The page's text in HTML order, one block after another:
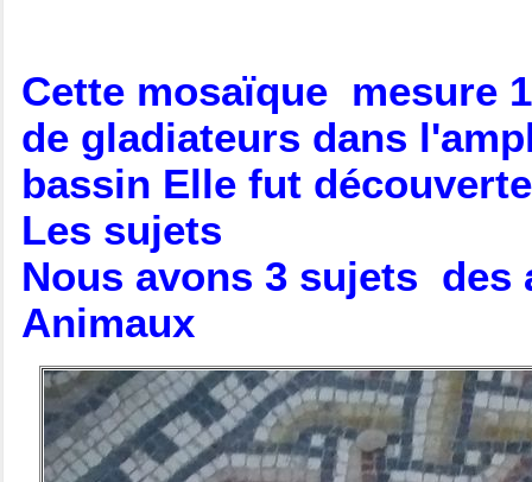
Cette mosaïque mesure
de gladiateurs dans
bassin Elle fut
Les sujets
Nous avons 3 sujets
Animaux